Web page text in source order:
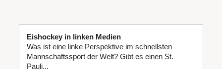
Eishockey in linken Medien
Was ist eine linke Perspektive im schnellsten
Mannschaftssport der Welt? Gibt es einen St.
Pauli...